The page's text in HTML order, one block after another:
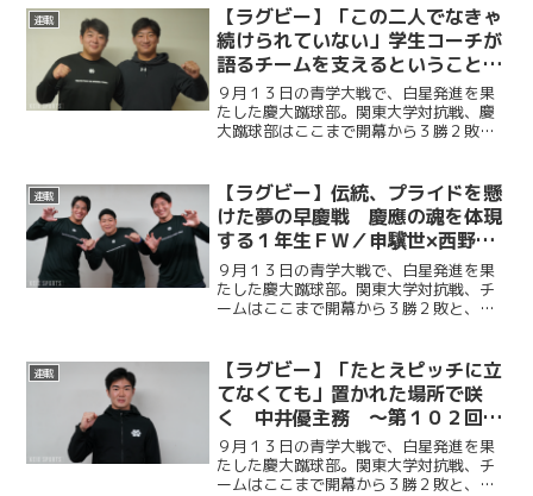
強豪校が立ちはだかる。そして１１月２
３日、聖地・秩父宮ラグビー...
連載
【ラグビー】「この二人でなきゃ
続けられていない」学生コーチが
語るチームを支えるということ／
藤田祥平×安田雄翔対談〜第１０
２回早慶戦前インタビュー〜
９月１３日の青学大戦で、白星発進を果
たした慶大蹴球部。関東大学対抗戦、慶
大蹴球部はここまで開幕から３勝２敗
強豪校が立ちはだかる。そして１１月２
３日、聖地・秩父宮ラグビー...
連載
【ラグビー】伝統、プライドを懸
けた夢の早慶戦 慶應の魂を体現
する１年生ＦＷ／申驥世×西野誠
一朗×山﨑太雅対談〜第１０２回
早慶戦前インタビュー〜
９月１３日の青学大戦で、白星発進を果
たした慶大蹴球部。関東大学対抗戦、チ
ームはここまで開幕から３勝２敗と、掲
が立ちはだかる。そして１１月２３日、
聖地・秩父宮ラグビー場で...
連載
【ラグビー】「たとえピッチに立
てなくても」置かれた場所で咲
く 中井優主務 〜第１０２回早
慶戦前インタビュー〜
９月１３日の青学大戦で、白星発進を果
たした慶大蹴球部。関東大学対抗戦、チ
ームはここまで開幕から３勝２敗と、掲